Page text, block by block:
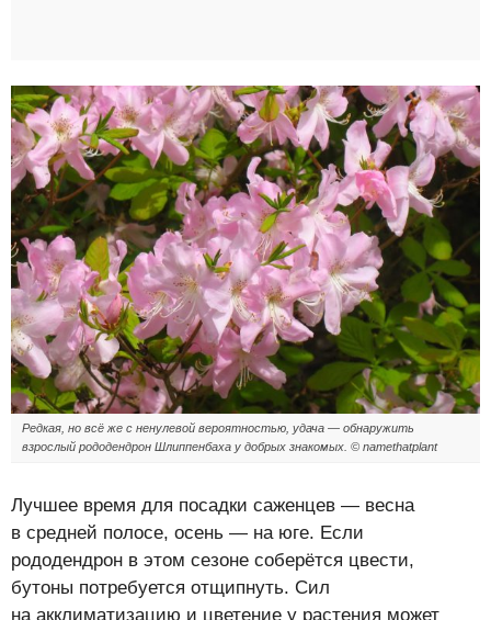
Редкая, но всё же с ненулевой вероятностью, удача — обнаружить
взрослый рододендрон Шлиппенбаха у добрых знакомых. © namethatplant
Лучшее время для посадки саженцев — весна
в средней полосе, осень — на юге. Если
рододендрон в этом сезоне соберётся цвести,
бутоны потребуется отщипнуть. Сил
на акклиматизацию и цветение у растения может